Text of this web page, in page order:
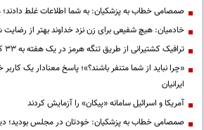
صمصامی خطاب به پزشکیان: به شما اطلاعات غلط
خادمیان: هیچ شفیعی برای زن نزد خداوند بهتر از
ترافیک کشتیرانی از طریق تنگه هرمز در یک هفته به ۳۳ کشتی کاهش یافت
«چرا نباید از شما متنفر باشند؟»؛ پاسخ معنادار یک
ایرانیان
آمریکا و اسرائیل سامانه «پیکان» را آزمایش کردند
صمصامی خطاب به پزشکیان: خودتان در مجلس بودید؛